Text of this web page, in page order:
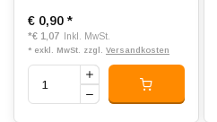
€ 0,90 *
*€ 1,07 Inkl. MwSt.
* exkl. MwSt. zzgl. Versandkosten